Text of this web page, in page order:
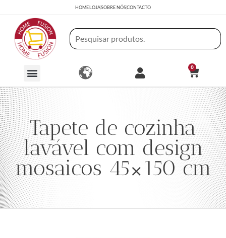
HOMELOJASOBRE NÓSCONTACTO
0
Tapete de cozinha
lavável com design
mosaicos 45×150 cm